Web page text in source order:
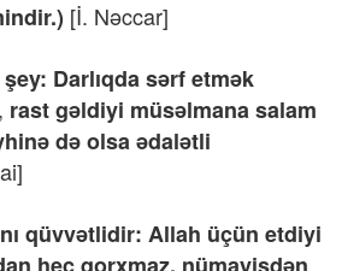
[İ. Nəccar]
Darlıqda sərf etmək
rast gəldiyi müsəlmana salam
də olsa ədalətli
qüvvətlidir: Allah üçün etdiyi